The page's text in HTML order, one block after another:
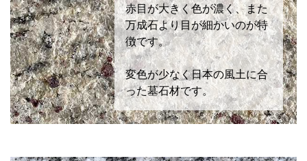
赤目が大きく色が濃く、また
万成石より目が細かいのが特
徴です。
変色が少なく日本の風土に合
った墓石材です。